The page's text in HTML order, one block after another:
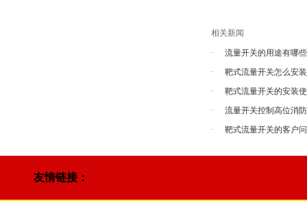
相关新闻
·
流量开关的用途有哪
·
靶式流量开关怎么安
·
靶式流量开关的安装
·
流量开关控制高位消
·
靶式流量开关的客户
友情链接：